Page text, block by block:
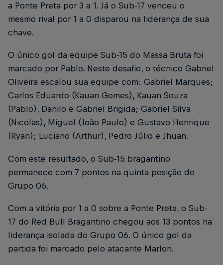
a Ponte Preta por 3 a 1. Já o Sub-17 venceu o
mesmo rival por 1 a 0 disparou na liderança de sua
chave.
O único gol da equipe Sub-15 do Massa Bruta foi
marcado por Pablo. Neste desafio, o técnico Gabriel
Oliveira escalou sua equipe com: Gabriel Marques;
Carlos Eduardo (Kauan Gomes), Kauan Souza
(Pablo), Danilo e Gabriel Brigida; Gabriel Silva
(Nicolas), Miguel (João Paulo) e Gustavo Henrique
(Ryan); Luciano (Arthur), Pedro Júlio e Jhuan.
Com este resultado, o Sub-15 bragantino
permanece com 7 pontos na quinta posição do
Grupo 06.
Com a vitória por 1 a 0 sobre a Ponte Preta, o Sub-
17 do Red Bull Bragantino chegou aos 13 pontos na
liderança isolada do Grupo 06. O único gol da
partida foi marcado pelo atacante Marlon.